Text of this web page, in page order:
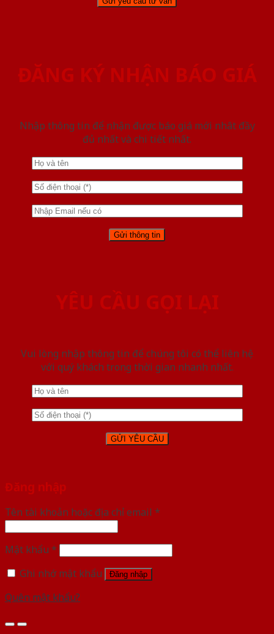
ĐĂNG KÝ NHẬN BÁO GIÁ
Nhập thông tin để nhận được báo giá mới nhât đầy
đủ nhất và chi tiết nhất.
YÊU CẦU GỌI LẠI
Vui lòng nhập thông tin để chúng tôi có thể liên hệ
với quý khách trong thời gian nhanh nhất.
Đăng nhập
Tên tài khoản hoặc địa chỉ email *
Mật khẩu *
Ghi nhớ mật khẩu
Đăng nhập
Quên mật khẩu?